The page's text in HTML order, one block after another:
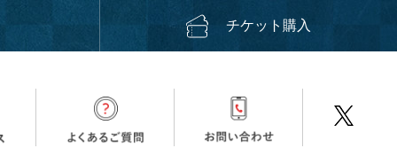
チケット購入